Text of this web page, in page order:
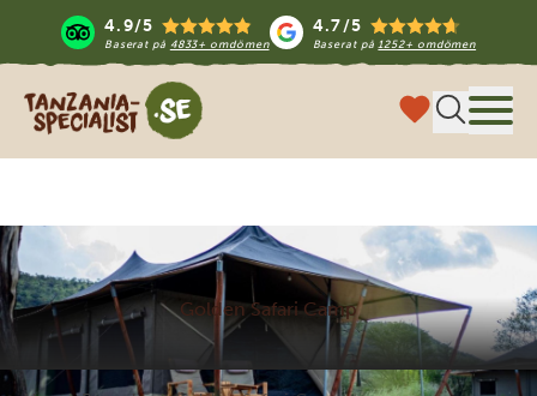
4.9/5
Baserat på 4833+ omdömen
4.7/5
Baserat på1252+ omdömen
Tanzania Specialist
Golden Safari Camp